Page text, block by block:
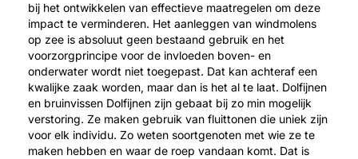
bij het ontwikkelen van effectieve maatregelen om deze
impact te verminderen. Het aanleggen van windmolens
op zee is absoluut geen bestaand gebruik en het
voorzorgprincipe voor de invloeden boven- en
onderwater wordt niet toegepast. Dat kan achteraf een
kwalijke zaak worden, maar dan is het al te laat. Dolfijnen
en bruinvissen Dolfijnen zijn gebaat bij zo min mogelijk
verstoring. Ze maken gebruik van fluittonen die uniek zijn
voor elk individu. Zo weten soortgenoten met wie ze te
maken hebben en waar de roep vandaan komt. Dat is